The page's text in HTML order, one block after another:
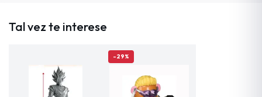
Tal vez te interese
-29%